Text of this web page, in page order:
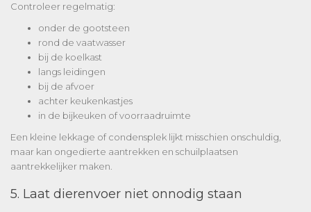
Controleer regelmatig:
onder de gootsteen
rond de vaatwasser
bij de koelkast
langs leidingen
bij de afvoer
achter keukenkastjes
in de bijkeuken of voorraadruimte
Een kleine lekkage of condensplek lijkt misschien onschuldig,
maar kan ongedierte aantrekken en schuilplaatsen
aantrekkelijker maken.
5. Laat dierenvoer niet onnodig staan